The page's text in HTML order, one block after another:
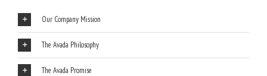
Our Company Mission
The Avada Philosophy
The Avada Promise